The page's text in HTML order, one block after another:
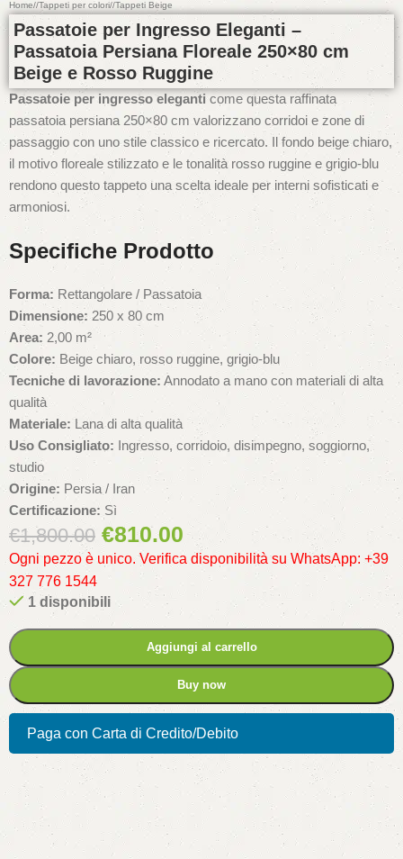
Home/ Tappeti per colori/ Tappeti Beige
Passatoie per Ingresso Eleganti –
Passatoia Persiana Floreale 250×80 cm
Beige e Rosso Ruggine
Passatoie per ingresso eleganticome questa raffinata
passatoia persiana 250×80 cm valorizzano corridoi e zone di
passaggio con uno stile classico e ricercato. Il fondo beige chiaro,
il motivo floreale stilizzato e le tonalità rosso ruggine e grigio-blu
rendono questo tappeto una scelta ideale per interni sofisticati e
armoniosi.
Specifiche Prodotto
Forma: Rettangolare / Passatoia
Dimensione:250 x 80 cm
Area: 2,00 m²
Colore: Beige chiaro, rosso ruggine, grigio-blu
Tecniche di lavorazione: Annodato a mano con materiali di alta
qualità
Materiale: Lana di alta qualità
Uso Consigliato: Ingresso, corridoio, disimpegno, soggiorno,
studio
Origine: Persia / Iran
Certificazione: Sì
€1,800.00 €810.00
Ogni pezzo è unico. Verifica disponibilità su WhatsApp: +39
327 776 1544
1 disponibili
Aggiungi al carrello
Buy now
Paga con Carta di Credito/Debito